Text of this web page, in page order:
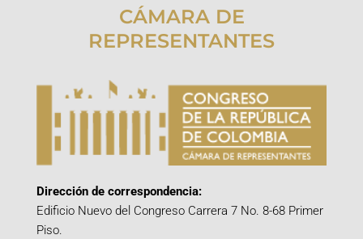
CÁMARA DE
REPRESENTANTES
Dirección de correspondencia:
Edificio Nuevo del Congreso Carrera 7 No. 8-68 Primer
Piso.